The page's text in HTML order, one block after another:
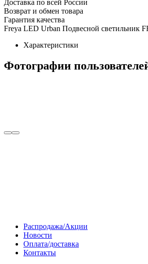
Доставка по всей России
Возврат и обмен товара
Гарантия качества
Freya LED Urban Подвесной светильник
Характеристики
Фотографии
Распродажа/Акции
Новости
Оплата/доставка
Контакты